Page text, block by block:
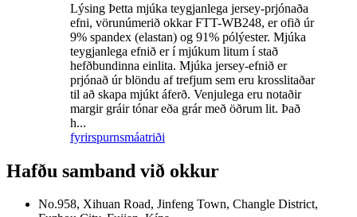
Lýsing Þetta mjúka teygjanlega jersey-prjónaða
efni, vörunúmerið okkar FTT-WB248, er ofið úr
9% spandex (elastan) og 91% pólýester. Mjúka
teygjanlega efnið er í mjúkum litum í stað
hefðbundinna einlita. Mjúka jersey-efnið er
prjónað úr blöndu af trefjum sem eru krosslitaðar
til að skapa mjúkt áferð. Venjulega eru notaðir
margir gráir tónar eða grár með öðrum lit. Það
h...
fyrirspurnsmáatriði
Hafðu samband við okkur
No.958, Xihuan Road, Jinfeng Town, Changle District,